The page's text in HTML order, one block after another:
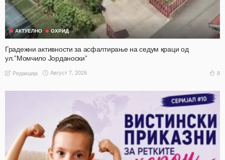
АКТУЕЛНО ОХРИД
Градежни активности за асфалтирање на седум краци од
ул.”Момчило Јорданоски”
Редакција Август 7, 2026 8